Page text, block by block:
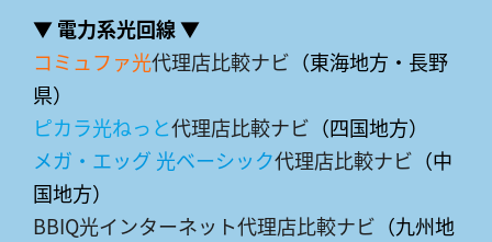
▼ 電力系光回線 ▼
コミュファ光代理店比較ナビ （東海地方・長野
県）
ピカラ光ねっと代理店比較ナビ （四国地方）
メガ・エッグ 光ベーシック代理店比較ナビ （中
国地方）
BBIQ光インターネット代理店比較ナビ （九州地